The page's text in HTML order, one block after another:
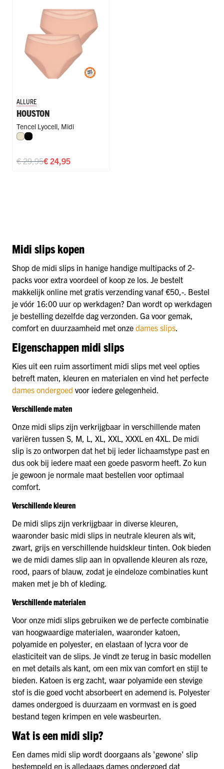
ALLURE
HOUSTON
Tencel Lyocell, Midi
IvoorZwart
€ 24,95
€ 29,95
Midi slips kopen
Shop de midi slips in hanige handige multipacks of 2-
packs voor extra voordeel of koop ze los. Je bestelt
makkelijk online met gratis verzending vanaf €50,-. Bestel
je vóór 16:00 uur op werkdagen? Dan wordt op werkdagen
je bestelling dezelfde dag verzonden. Ga voor gemak,
comfort en duurzaamheid met onze dames slips.
Eigenschappen midi slips
Kies uit een ruim assortiment midi slips met veel opties
betreft maten, kleuren en materialen en vind het perfecte
dames ondergoed voor iedere gelegenheid.
Verschillende maten
Onze midi slips zijn verkrijgbaar in verschillende maten
variëren tussen S, M, L, XL, XXL, XXXL en 4XL. De midi
slip is zo ontworpen dat het bij ieder lichaamstype past en
dus ook bij iedere maat een goede pasvorm heeft. Zo kun
je gewoon je normale maat bestellen voor optimaal
comfort.
Verschillende kleuren
De midi slips zijn verkrijgbaar in diverse kleuren,
waaronder basic midi slips in neutrale kleuren als wit,
zwart, grijs en verschillende huidskleur tinten. Ook bieden
we de midi dames slip aan in opvallende kleuren als roze,
rood, paars of blauw, zodat je eindeloze combinaties kunt
maken met je bh of kleding.
Verschillende materialen
Voor onze midi slips gebruiken we de perfecte combinatie
van hoogwaardige materialen, waaronder katoen,
polyamide en polyester, en elastaan of lycra voor de
elasticiteit van de slips. Je vindt ze terug in basic modellen
en met details als kant, om een mix van comfort en stijl te
bieden. Katoen is erg zacht, waar polyamide een stevige
stof is die goed vocht absorbeert en ademend is. Polyester
dames ondergoed is duurzaam en vormvast en is goed
bestand tegen krimpen en vele wasbeurten.
Wat is een midi slip?
Een dames midi slip wordt doorgaans als 'gewone' slip
bestempeld en is alledaags dames ondergoed dat